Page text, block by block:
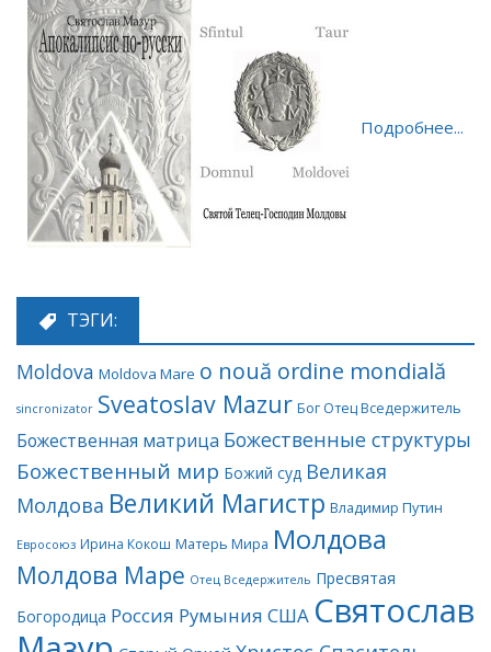
Подробнее...
ТЭГИ:
Moldova Moldova Mare o nouă ordine mondială
sincronizator Sveatoslav Mazur Бог Отец Вседержитель
Божественная матрица Божественные структуры
Божественный мир Божий суд Великая
Молдова Великий Магистр Владимир Путин
Евросоюз Ирина Кокош Матерь Мира Молдова
Молдова Маре Отец Вседержитель Пресвятая
Богородица Россия Румыния США Святослав